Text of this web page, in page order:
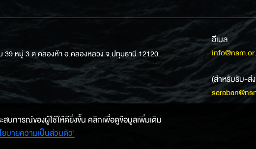
39 หมู่ 3 ต.คลองห้า อ.คลองหลวง จ.ปทุมธานี 12120
อีเมล
(สำหรับรับ-ส่
สบการณ์ของผู้ใช้ให้ดียิ่งขึ้น คลิกเพื่อดูข้อมูลเพิ่มเติม
ยบายความเป็นส่วนตัว'